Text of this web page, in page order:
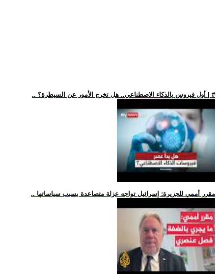
.. أول فيروس بالذكاء الاصطناعي.. هل تخرج الأمور عن السيطرة؟ | #
.. مقرر أممي للجزيرة: إسرائيل تواجه عزلة متصاعدة بسبب سياساتها